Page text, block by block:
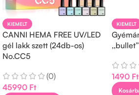
KIEMELT
CANNI HEMA FREE UV/LED
gél lakk szett (24db-os)
No.CC5
(0)
45990 Ft
KIEMELT
1490 Ft